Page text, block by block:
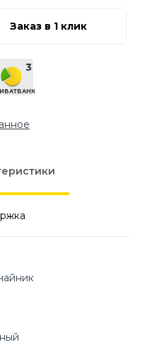
Заказ в 1 клик
3